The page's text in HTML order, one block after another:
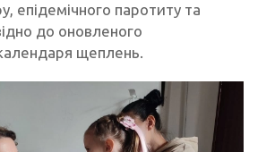
епідемічного паротиту та
до оновленого
щеплень.